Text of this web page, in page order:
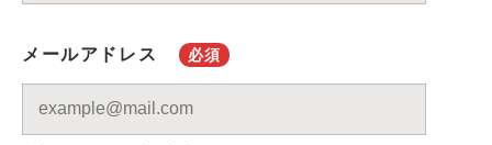
メールアドレス 必須